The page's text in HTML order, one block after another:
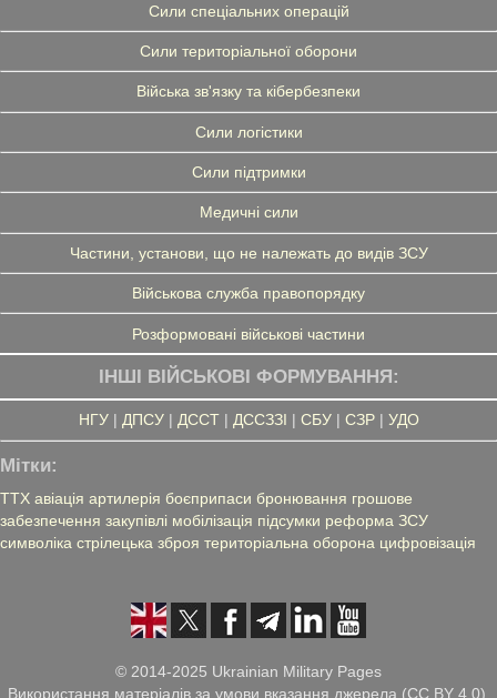
Сили спеціальних операцій
Сили територіальної оборони
Війська зв'язку та кібербезпеки
Сили логістики
Сили підтримки
Медичні сили
Частини, установи, що не належать до видів ЗСУ
Військова служба правопорядку
Розформовані військові частини
ІНШІ ВІЙСЬКОВІ ФОРМУВАННЯ:
НГУ| ДПСУ| ДССТ| ДССЗЗІ | СБУ| СЗР| УДО
Мітки:
ТТХ авіація артилерія боєприпаси бронювання грошове
забезпечення закупівлі мобілізація підсумки реформа ЗСУ
символіка стрілецька зброя територіальна оборона цифровізація
© 2014-2025 Ukrainian Military Pages
Використання матеріалів за умови вказання джерела (CC BY 4.0),